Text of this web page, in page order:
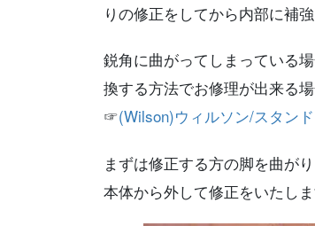
りの修正をしてから内部に補
鋭角に曲がってしまっている
換する方法でお修理が出来る場
☞(Wilson)ウィルソン/スタン
まずは修正する方の脚を曲が
本体から外して修正をいたしま